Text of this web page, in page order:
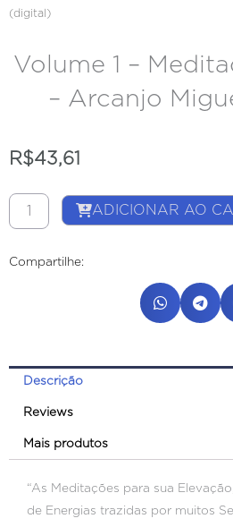
(digital)
Volume 1 –
– Arcanjo
R$43,61
Volume
1
Meditação
Miguel
(digital)
ADICIONAR AO
Compartilhe:
Descrição
Reviews
Mais produtos
“As Meditações para sua
de Energias trazidas por muitos